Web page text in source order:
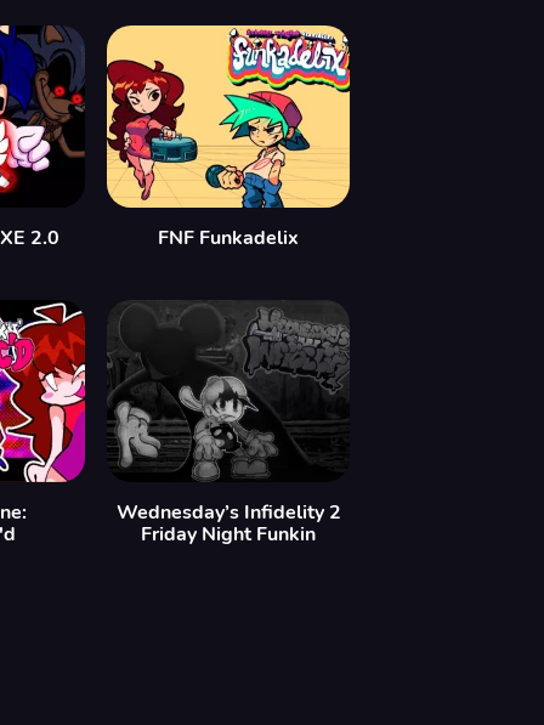
2.0 FNF Funkadelix
Wednesday’s Infidelity 2
Friday Night Funkin